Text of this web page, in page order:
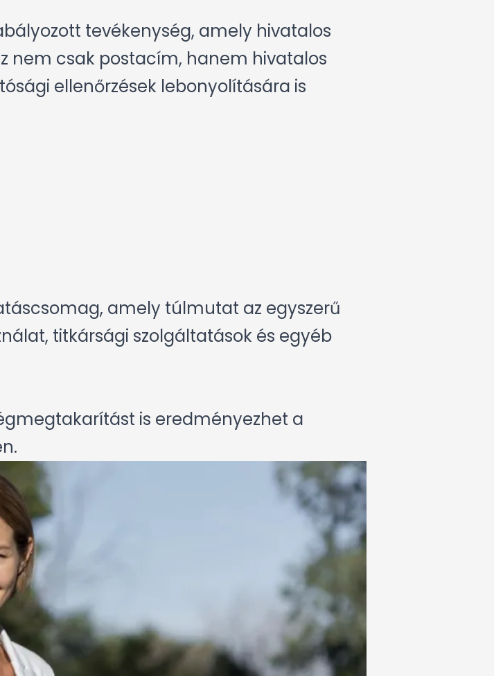
tevékenység, amely hivatalos
nem csak postacím, hanem hivatalos
ellenőrzések lebonyolítására is
amely túlmutat az egyszerű
titkársági szolgáltatások és egyéb
is eredményezhet a